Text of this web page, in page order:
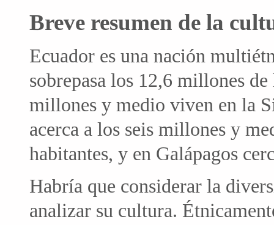
Breve resumen de la
Ecuador es una nación
sobrepasa los 12,6 millones
millones y medio viven en la
acerca a los seis millones y
habitantes, y en Galápagos
Habría que considerar la
analizar su cultura.